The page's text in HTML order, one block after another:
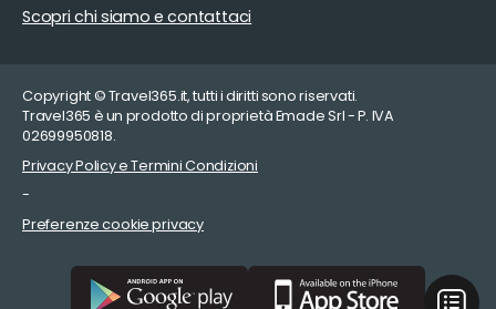
Scopri chi siamo e contattaci
Copyright © Travel365.it, tutti i diritti sono riservati.
Travel365 è un prodotto di proprietà Emade Srl - P. IVA
02699950818.
Privacy Policy e Termini Condizioni
-
Preferenze cookie privacy